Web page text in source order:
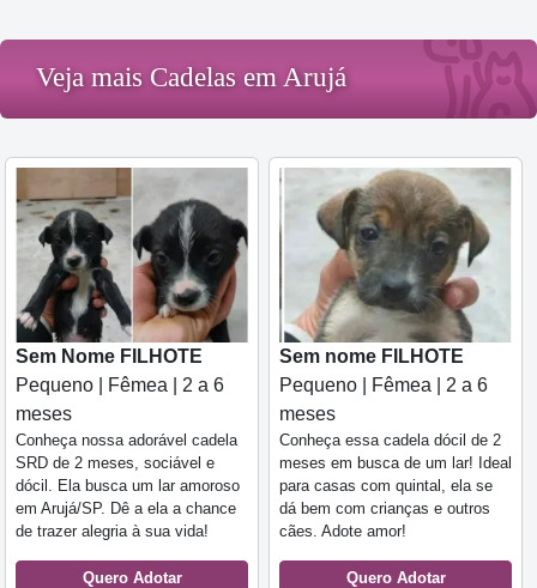
Veja mais Cadelas em Arujá
Sem Nome FILHOTE
Pequeno | Fêmea | 2 a 6
meses
Conheça nossa adorável cadela
SRD de 2 meses, sociável e
dócil. Ela busca um lar amoroso
em Arujá/SP. Dê a ela a chance
de trazer alegria à sua vida!
Quero Adotar
Sem nome FILHOTE
Pequeno | Fêmea | 2 a 6
meses
Conheça essa cadela dócil de 2
meses em busca de um lar! Ideal
para casas com quintal, ela se
dá bem com crianças e outros
cães. Adote amor!
Quero Adotar